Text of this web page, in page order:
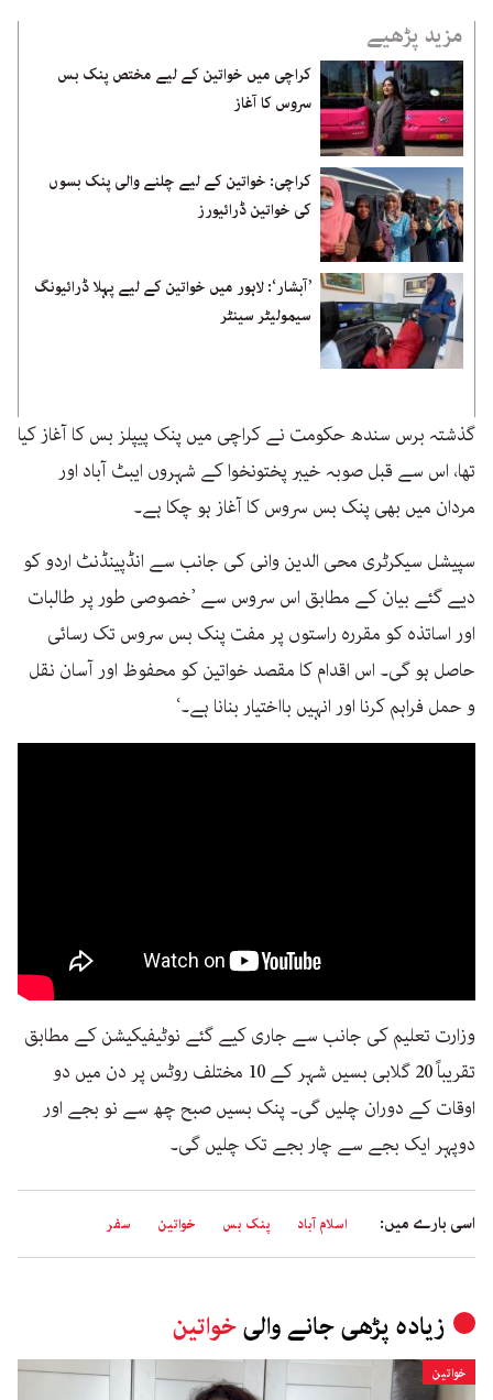
مزید پڑھیے
کراچی میں خواتین کے لیے مختص پنک بس
سروس کا آغاز
کراچی: خواتین کے لیے چلنے والی پنک بسوں
کی خواتین ڈرائیورز
’آبشار‘: لاہور میں خواتین کے لیے پہلا ڈرائیونگ
سیمولیٹر سینٹر
گذشتہ برس سندھ حکومت نے کراچی میں پنک پیپلز بس کا آغاز کیا
تھا، اس سے قبل صوبہ خیبر پختونخوا کے شہروں ایبٹ آباد اور
مردان میں بھی پنک بس سروس کا آغاز ہو چکا ہے۔
سپیشل سیکرٹری محی الدین وانی کی جانب سے انڈپینڈنٹ اردو کو
دیے گئے بیان کے مطابق اس سروس سے ’خصوصی طور پر طالبات
اور اساتذہ کو مقررہ راستوں پر مفت پنک بس سروس تک رسائی
حاصل ہو گی۔ اس اقدام کا مقصد خواتین کو محفوظ اور آسان نقل
و حمل فراہم کرنا اور انہیں بااختیار بنانا ہے۔‘
وزارت تعلیم کی جانب سے جاری کیے گئے نوٹیفیکیشن کے مطابق
تقریباً 20 گلابی بسیں شہر کے 10 مختلف روٹس پر دن میں دو
اوقات کے دوران چلیں گی۔ پنک بسیں صبح چھ سے نو بجے اور
دوپہر ایک بجے سے چار بجے تک چلیں گی۔
اسی بارے میں: اسلام آباد پنک بس خواتین سفر
زیادہ پڑھی جانے والیخواتین
خواتین